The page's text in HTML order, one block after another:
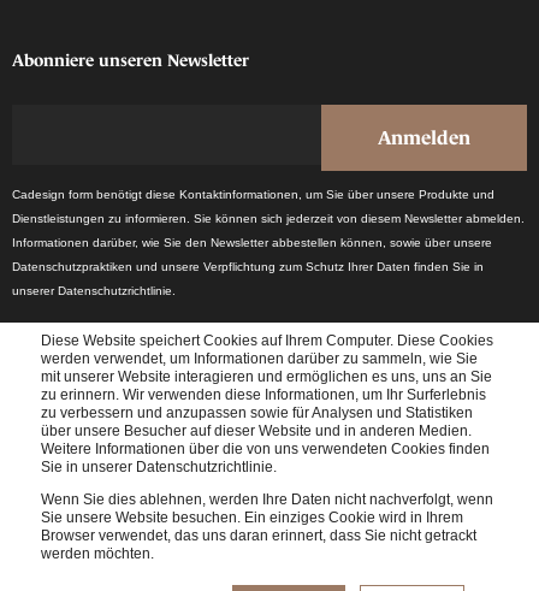
Diese Website speichert Cookies auf Ihrem Computer. Diese Cookies
werden verwendet, um Informationen darüber zu sammeln, wie Sie
mit unserer Website interagieren und ermöglichen es uns, uns an Sie
zu erinnern. Wir verwenden diese Informationen, um Ihr Surferlebnis
zu verbessern und anzupassen sowie für Analysen und Statistiken
über unsere Besucher auf dieser Website und in anderen Medien.
Weitere Informationen über die von uns verwendeten Cookies finden
Sie in unserer Datenschutzrichtlinie.
Wenn Sie dies ablehnen, werden Ihre Daten nicht nachverfolgt, wenn
Sie unsere Website besuchen. Ein einziges Cookie wird in Ihrem
Browser verwendet, das uns daran erinnert, dass Sie nicht getrackt
werden möchten.
Abonniere unseren Newsletter
Cadesign form benötigt diese Kontaktinformationen, um Sie über unsere Produkte und
Dienstleistungen zu informieren. Sie können sich jederzeit von diesem Newsletter abmelden.
Informationen darüber, wie Sie den Newsletter abbestellen können, sowie über unsere
Datenschutzpraktiken und unsere Verpflichtung zum Schutz Ihrer Daten finden Sie in
unserer Datenschutzrichtlinie.
Erhalten Sie einmal im Monat die neuesten Branchennachrichten.
© 2024 Cadesign form - All rights reserved